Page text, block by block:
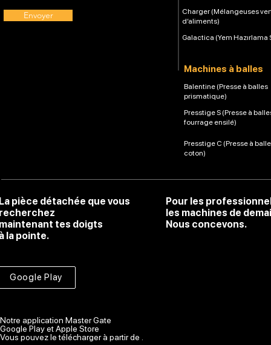
Envoyer
Charger (Mélangeuses
d’aliments)
Galactica (Yem Hazırlama
Machines à balles
Balentine (Presse à balles
prismatique)
Presstige S (Presse à
fourrage ensilé)
Presstige C (Presse à
coton)
pièce détachée que vous
tes doigts
la pointe.
Pour les
les machines de
Nous concevons.
Google Play
Notre application Master Gate
Google Play et Apple Store
Vous pouvez le télécharger à partir de .